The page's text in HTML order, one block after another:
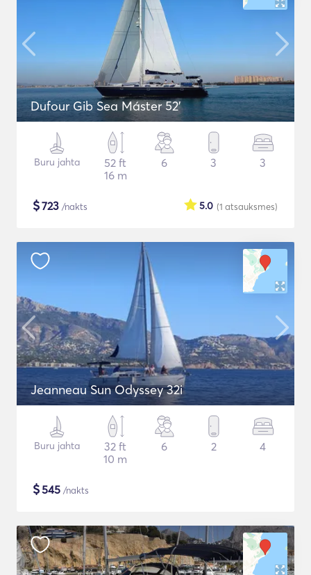
Dufour Gib Sea Máster 52’
Buru jahta
52 ft
16 m
6 3 3
$723 /nakts (1 atsauksmes)
5.0
Jeanneau Sun Odyssey 32i
Buru jahta
32 ft
10 m
6 2 4
$545 /nakts